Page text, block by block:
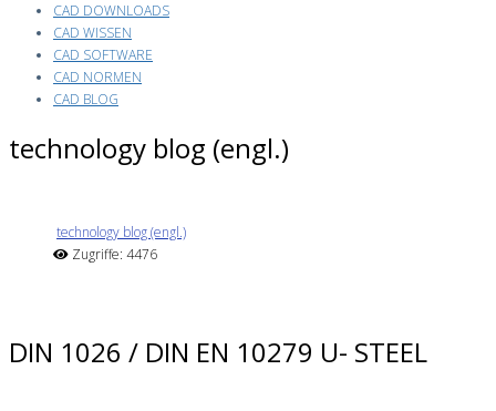
CAD DOWNLOADS
CAD WISSEN
CAD SOFTWARE
CAD NORMEN
CAD BLOG
technology blog (engl.)
technology blog (engl.)
Zugriffe: 4476
DIN 1026 / DIN EN 10279 U- STEEL